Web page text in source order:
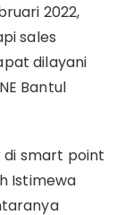
2022,
sales
dilayani
Bantul
di smart point
Istimewa